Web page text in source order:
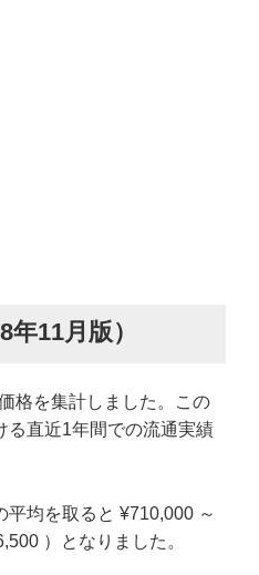
11月版）
格を集計しました。この
る直近1年間での流通実績
均を取ると ¥710,000 ～
）となりました。